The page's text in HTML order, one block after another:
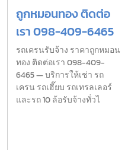
ถูกหมอนทอง ติดต่อ
เรา 098-409-6465
รถเครนรับจ้าง ราคาถูกหมอน
ทอง ติดต่อเรา 098-409-
6465 — บริการให้เช่า รถ
เครน รถเฮี๊ยบ รถเทรลเลอร์
และรถ 10 ล้อรับจ้างทั่วไ